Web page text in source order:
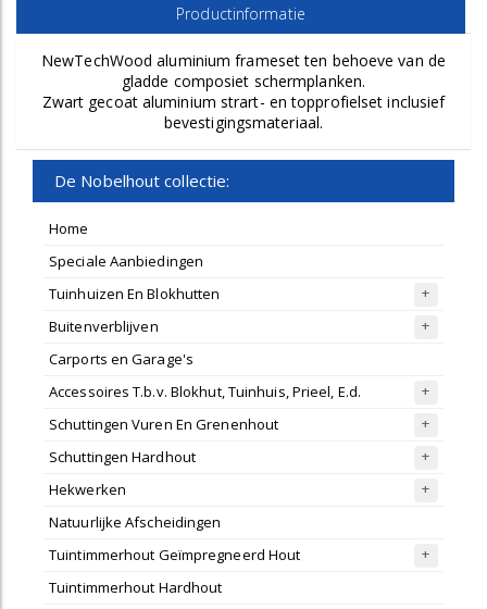
Productinformatie
NewTechWood aluminium frameset ten behoeve van de
gladde composiet schermplanken.
Zwart gecoat aluminium strart- en topprofielset inclusief
bevestigingsmateriaal.
De Nobelhout collectie:
Home
Speciale Aanbiedingen
Tuinhuizen En Blokhutten
Buitenverblijven
Carports en Garage's
Accessoires T.b.v. Blokhut, Tuinhuis, Prieel, E.d.
Schuttingen Vuren En Grenenhout
Schuttingen Hardhout
Hekwerken
Natuurlijke Afscheidingen
Tuintimmerhout Geïmpregneerd Hout
Tuintimmerhout Hardhout